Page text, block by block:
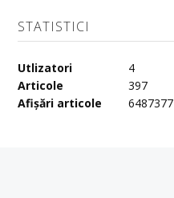
STATISTICI
Utlizatori
4
Articole
397
Afișări articole
6487377